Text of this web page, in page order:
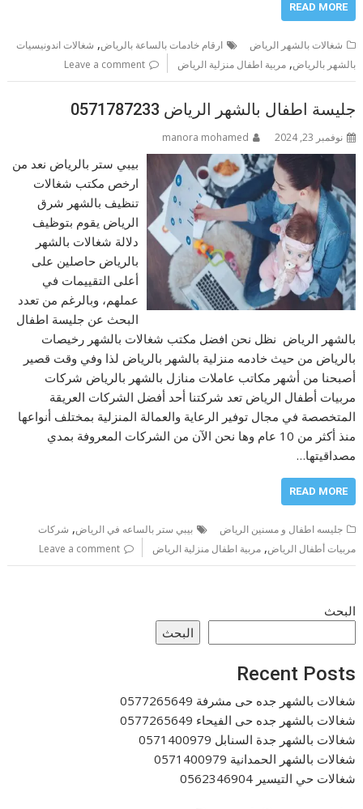
READ MORE
شغالات بالشهر الرياض ارقام خادمات بالساعة بالرياض, شغالات اندونيسيات
بالشهر بالرياض,مربية اطفال منزلية الرياض Leave a comment
جليسة اطفال بالشهر الرياض 0571787233
نوفمبر 23, 2024 manora mohamed
بيبي ستر بالرياض نعد من
ارخص مكتب شغالات
تنظيف بالشهر شرق
الرياض يقوم بتوظيف
دلالة شغالات بالشهر
بالرياض حاصلين على
أعلى التقييمات في
عملهم، وبالرغم من تعدد
البحث عن جليسة اطفال
بالشهر الرياض نظل نحن افضل مكتب شغالات بالشهر رخيصات
بالرياض من حيث خادمه منزلية بالشهر بالرياض لذا وفي وقت قصير
أصبحنا من أشهر مكاتب عاملات منازل بالشهر بالرياض شركات
مربيات أطفال الرياض تعد شركتنا أحد أفضل الشركات العريقة
المتخصصة في مجال توفير الرعاية والعمالة المنزلية بمختلف أنواعها
منذ أكثر من 10 عام وها نحن الآن من الشركات المعروفة بمدي
مصداقيتها…
READ MORE
جليسه اطفال و مسنين الرياض بيبي ستر بالساعه في الرياض, شركات
مربيات أطفال الرياض,مربية اطفال منزلية الرياض Leave a comment
البحث
البحث
Recent Posts
شغالات بالشهر جده حى مشرفة 0577265649
شغالات بالشهر جده حى الفيحاء 0577265649
شغالات بالشهر جدة السنابل 0571400979
شغالات بالشهر الحمدانية 0571400979
شغالات حي التيسير 0562346904